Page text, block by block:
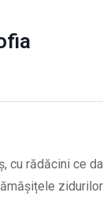
cu rădăcini ce